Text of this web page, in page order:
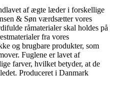
af ægte læder i forskellige
& Søn værdsætter vores
råmaterialer skal holdes på
fra vores
og brugbare produkter, som
Fuglene er lavet af
farver, hvilket betyder, at de
Produceret i Danmark